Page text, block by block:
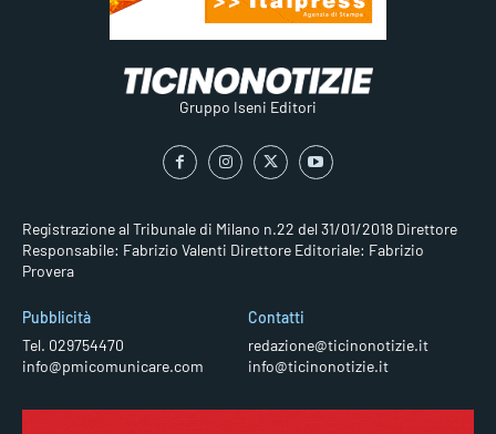
Gruppo Iseni Editori
Registrazione al Tribunale di Milano n.22 del 31/01/2018 Direttore
Responsabile: Fabrizio Valenti Direttore Editoriale: Fabrizio
Provera
Pubblicità
Tel. 029754470
info@pmicomunicare.com
Contatti
redazione@ticinonotizie.it
info@ticinonotizie.it